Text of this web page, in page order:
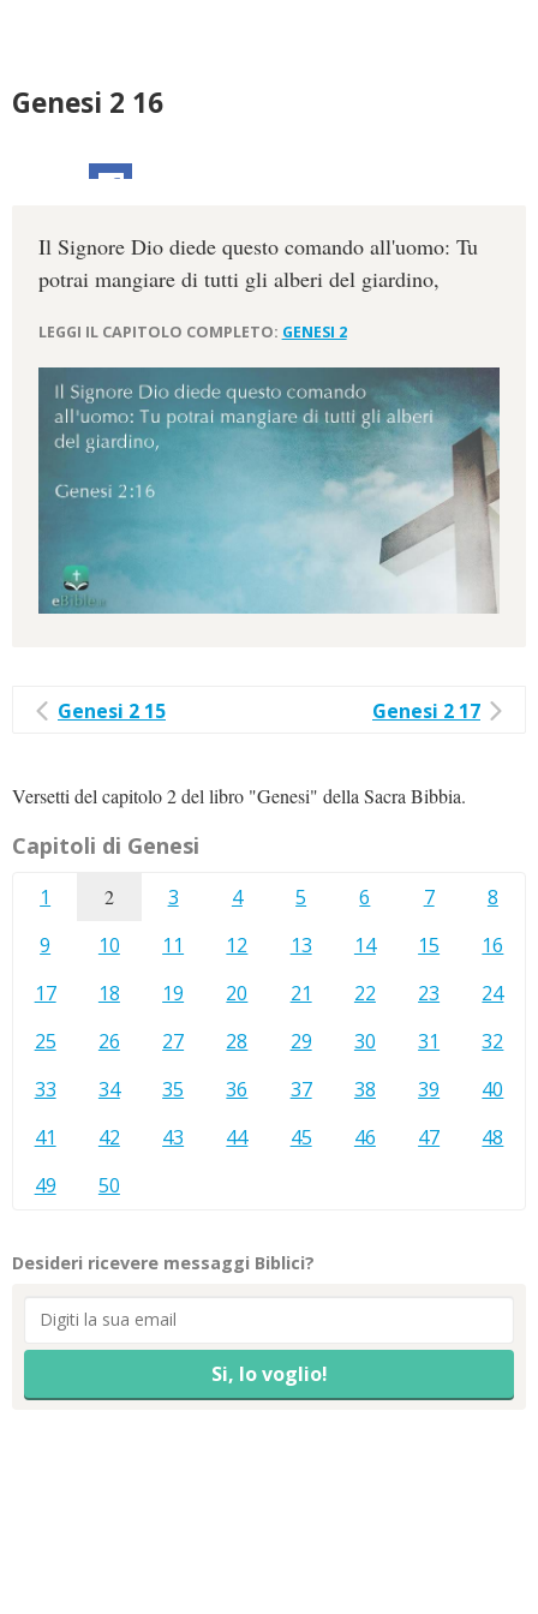
Genesi 2 16
Il Signore Dio diede questo comando all'uomo: Tu
potrai mangiare di tutti gli alberi del giardino,
LEGGI IL CAPITOLO COMPLETO: GENESI 2
Genesi 2 15 Genesi 2 17
Versetti del capitolo 2 del libro "Genesi" della Sacra Bibbia.
Capitoli di Genesi
1 2 3 4 5 6 7
8
9
10 11 12 13 14 15
16
17
18 19 20 21 22 23
24
25
26 27 28 29 30 31
32
33
34 35 36 37 38 39
40
41
42 43 44 45 46 47
48
49
50
Desideri ricevere messaggi Biblici?